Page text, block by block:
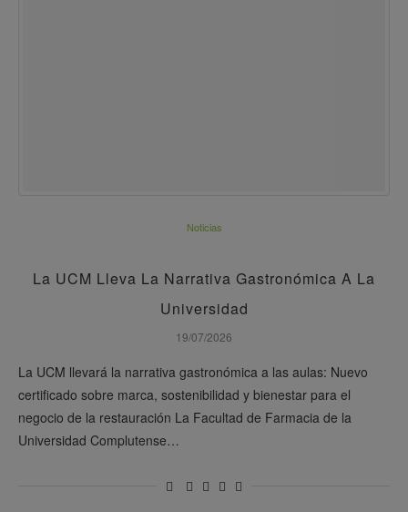
Noticias
La UCM Lleva La Narrativa Gastronómica A La
Universidad
19/07/2026
La UCM llevará la narrativa gastronómica a las aulas: Nuevo
certificado sobre marca, sostenibilidad y bienestar para el
negocio de la restauración La Facultad de Farmacia de la
Universidad Complutense…